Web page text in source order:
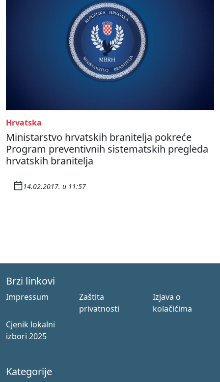
Hrvatska
Ministarstvo hrvatskih branitelja pokreće
Program preventivnih sistematskih pregleda
hrvatskih branitelja
14.02.2017. u 11:57
Brzi linkovi
Impressum
Zaštita
privatnosti
Izjava o
kolačićima
Cjenik lokalni
izbori 2025
Kategorije